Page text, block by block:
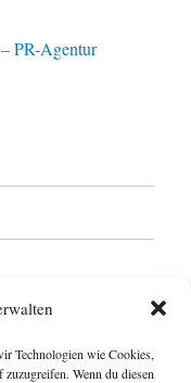
Technologien wie Cookies,
Wenn du diesen
PR-Agentur